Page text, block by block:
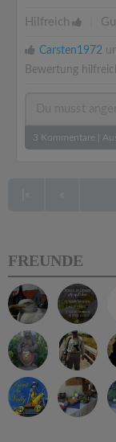
Hilfreich
Carsten1972
Bewertung
3 Kommentare
FREUNDE